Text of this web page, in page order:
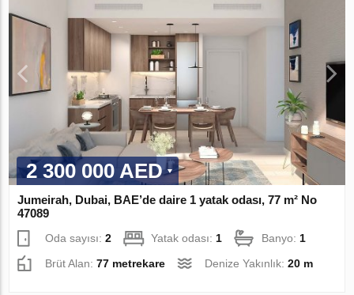
2 300 000 AED
Jumeirah, Dubai, BAE’de daire 1 yatak odası, 77 m² No
47089
Oda sayısı:2 Yatak odası: 1 Banyo: 1
Brüt Alan:77 metrekare Denize Yakınlık:20 m